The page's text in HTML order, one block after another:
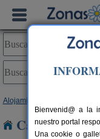
Alojamientos
Casas
Bienvenid@ a la
nuestro portal
Una cookie o